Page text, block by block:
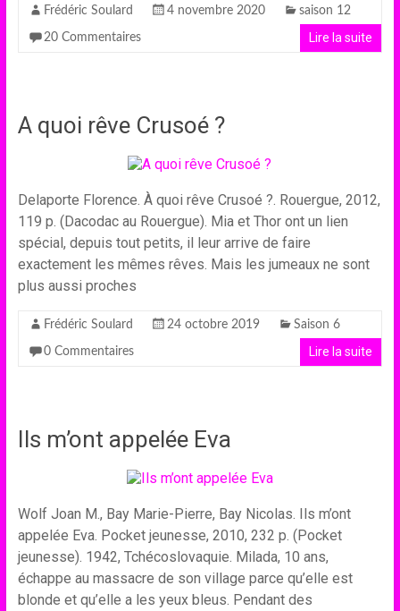
Frédéric Soulard 4 novembre 2020 saison 12
20 Commentaires Lire la suite
A quoi rêve Crusoé ?
Delaporte Florence. À quoi rêve Crusoé ?. Rouergue, 2012,
119 p. (Dacodac au Rouergue). Mia et Thor ont un lien
spécial, depuis tout petits, il leur arrive de faire
exactement les mêmes rêves. Mais les jumeaux ne sont
plus aussi proches
Frédéric Soulard 24 octobre 2019 Saison 6
0 Commentaires Lire la suite
Ils m’ont appelée Eva
Wolf Joan M., Bay Marie-Pierre, Bay Nicolas. Ils m’ont
appelée Eva. Pocket jeunesse, 2010, 232 p. (Pocket
jeunesse). 1942, Tchécoslovaquie. Milada, 10 ans,
échappe au massacre de son village parce qu’elle est
blonde et qu’elle a les yeux bleus. Pendant des